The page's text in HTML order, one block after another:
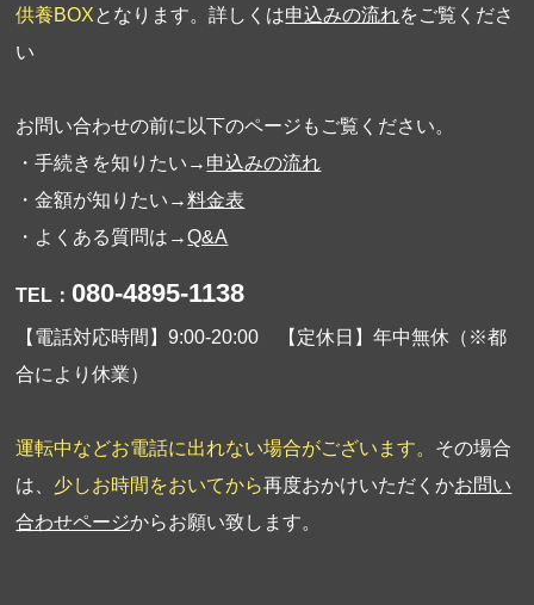
供養BOXとなります。詳しくは申込みの流れをご覧くださ
い
お問い合わせの前に以下のページもご覧ください。
・手続きを知りたい→ 申込みの流れ
・金額が知りたい→料金表
・よくある質問は→Q&A
TEL： 080-4895-1138
【電話対応時間】9:00-20:00 【定休日】年中無休（※都
合により休業）
運転中などお電話に出れない場合がございます。 その場合
は、 少しお時間をおいてから再度おかけいただくかお問い
合わせページからお願い致します。